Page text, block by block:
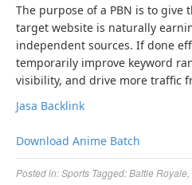
The purpose of a PBN is to
target website is naturally
independent sources. If done
temporarily improve keyword
visibility, and drive more traffic
Jasa Backlink
Download Anime Batch
Posted in:Sports Tagged:Battle Royale